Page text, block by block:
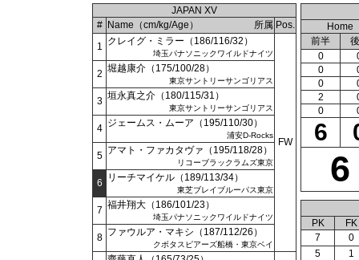
JAPAN XV
#
Name（cm/kg/Age） 所属 Pos.
1 クレイグ・ミラー（186/116/32）
埼玉パナソニックワイルドナイツ
FW
2 堀越康介（175/100/28）
東京サントリーサンゴリアス
3 垣永真之介（180/115/31）
東京サントリーサンゴリアス
4 ジェームス・ムーア（195/110/30）
浦安D-Rocks
5 アマト・ファカタヴァ（195/118/28）
リコーブラックラムズ東京
6 リーチマイケル（189/113/34）
東芝ブレイブルーパス東京
7 福井翔大（186/101/23）
埼玉パナソニックワイルドナイツ
8 ファウルア・マキシ（187/112/26）
クボタスピアーズ船橋・東京ベイ
Home
前半
0
0
0
2
0
6
6
PK
FK
7
0
5
1